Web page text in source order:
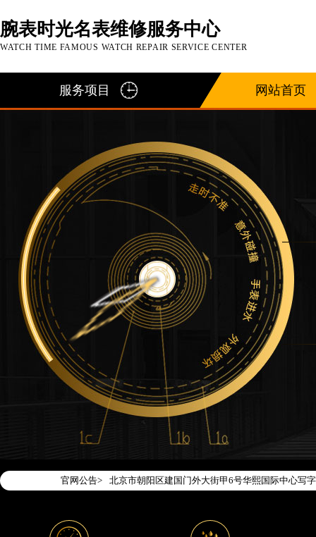
腕表时光名表维修服务中心
WATCH TIME FAMOUS WATCH REPAIR SERVICE CENTER
服务项目 网站首页
官网公告>
2026年7月腕表时光中国区售后服务网络优化升级
2026年7月腕表时光全国官方售后客户服务热线：
腕表时光官方全国统一服务热线400-188-5020，
2026年7月腕表时光售后服务中心最新网点地址：
北京市东城区东长安街1号东方广场写字楼W3座6
北京市朝阳区建国门外大街甲6号华熙国际中心写
天津市和平区赤峰道136号天津国际金融中心写字
上海市黄浦区南京东路299号宏伊国际广场写字楼